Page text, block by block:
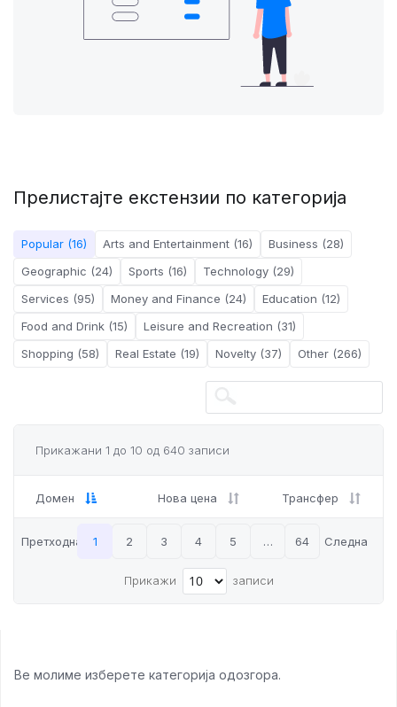
Прелистајте екстензии по категорија
Popular (16) Arts and Entertainment (16)
Business (28)
Geographic (24)
Sports (16)
Technology (29)
Services (95)
Money and Finance (24)
Education (12)
Food and Drink (15)
Leisure and Recreation (31)
Shopping (58)
Real Estate (19) Novelty (37) Other (266)
Прикажани 1 до 10 од 640 записи
Домен Нова цена Трансфер
Претходна 1 2 3 4 5 … 64 Следна
Прикажи записи
Ве молиме изберете категорија одозгора.